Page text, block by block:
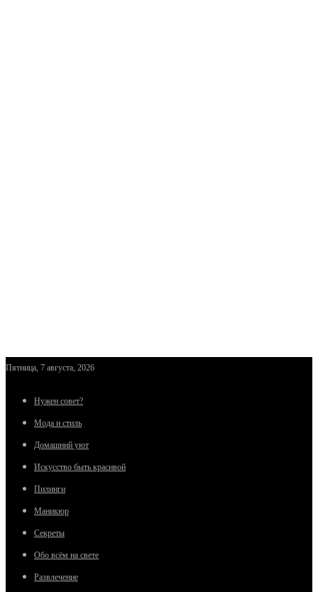
Пятница, 7 августа, 2026
Нужен совет?
Мода и стиль
Домашний уют
Искусство быть красивой
Пилинги
Маникюр
Секреты
Обо всём на свете
Развлечение